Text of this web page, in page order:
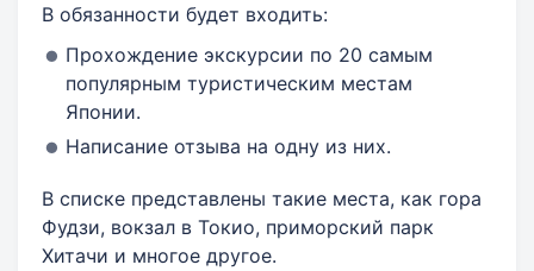
В обязанности будет входить:
Прохождение экскурсии по 20 самым
популярным туристическим местам
Японии.
Написание отзыва на одну из них.
В списке представлены такие места, как гора
Фудзи, вокзал в Токио, приморский парк
Хитачи и многое другое.